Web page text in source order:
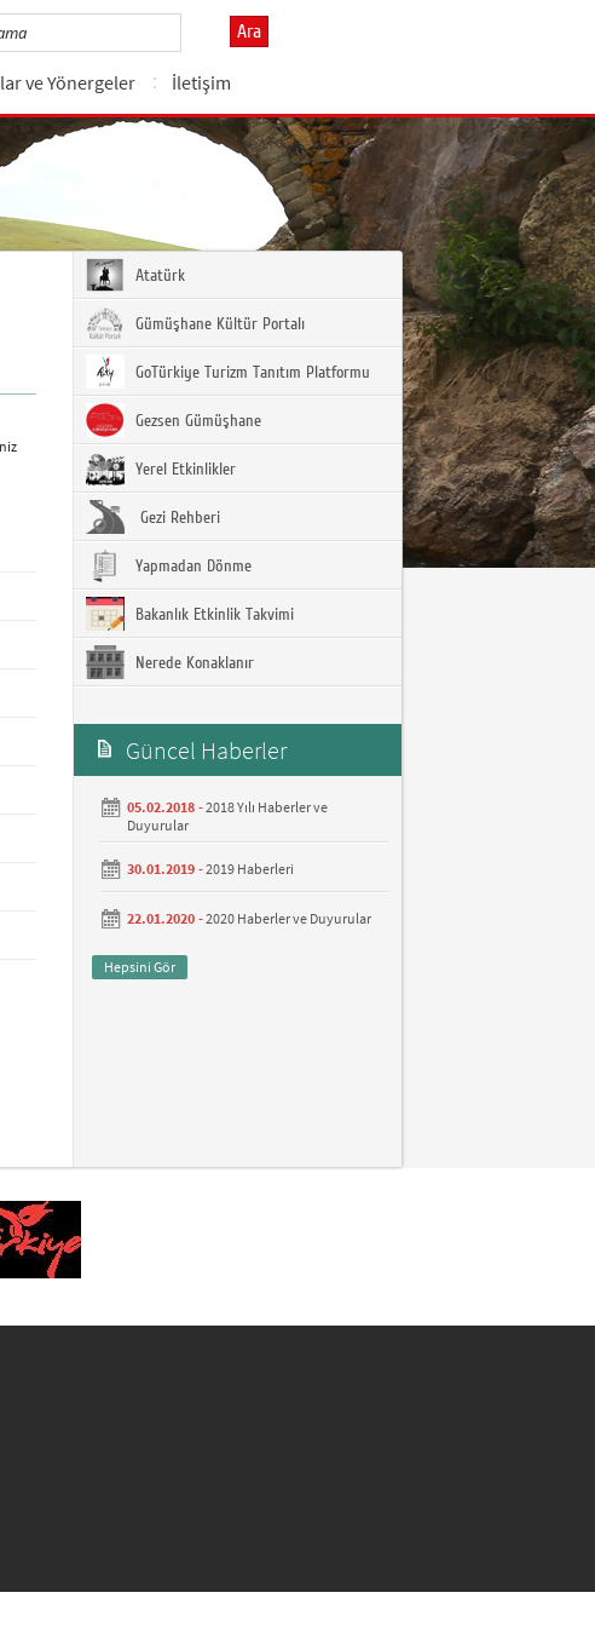
Ara
ve Yönergeler İletişim
Atatürk
Gümüşhane Kültür Portalı
GoTürkiye Turizm Tanıtım Platformu
Gezsen Gümüşhane
Yerel Etkinlikler
Gezi Rehberi
Yapmadan Dönme
Bakanlık Etkinlik Takvimi
Nerede Konaklanır
Güncel Haberler
05.02.2018 -2018 Yılı Haberler ve
Duyurular
30.01.2019 -2019 Haberleri
22.01.2020 -2020 Haberler ve Duyurular
Hepsini Gör